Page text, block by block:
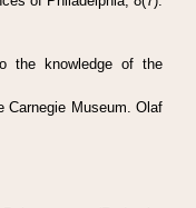
the knowledge of the
Carnegie Museum. Olaf